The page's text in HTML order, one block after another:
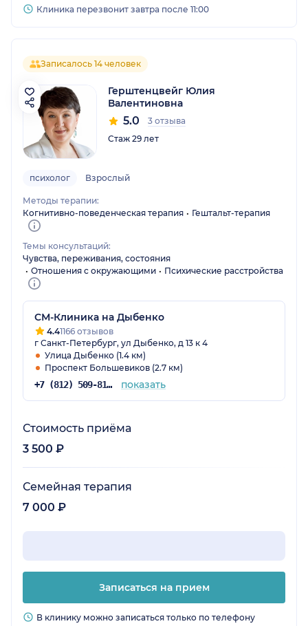
Клиника перезвонит завтра после 11:00
Записалось 14 человек
Герштенцвейг Юлия
Валентиновна
5.0
3 отзыва
Стаж 29 лет
психолог Взрослый
Методы терапии:
Когнитивно-поведенческая терапия
Гештальт-терапия
Темы консультаций:
Чувства, переживания, состояния
Отношения с окружающими
Психические расстройства
СМ-Клиника на Дыбенко
4.41166 отзывов
г Санкт-Петербург, ул Дыбенко, д 13 к 4
Улица Дыбенко (1.4 км)
Проспект Большевиков (2.7 км)
+7 (812) 509-81-68 показать
Стоимость приёма
3 500 ₽
Семейная терапия
7 000 ₽
Записаться на прием
В клинику можно записаться только по телефону